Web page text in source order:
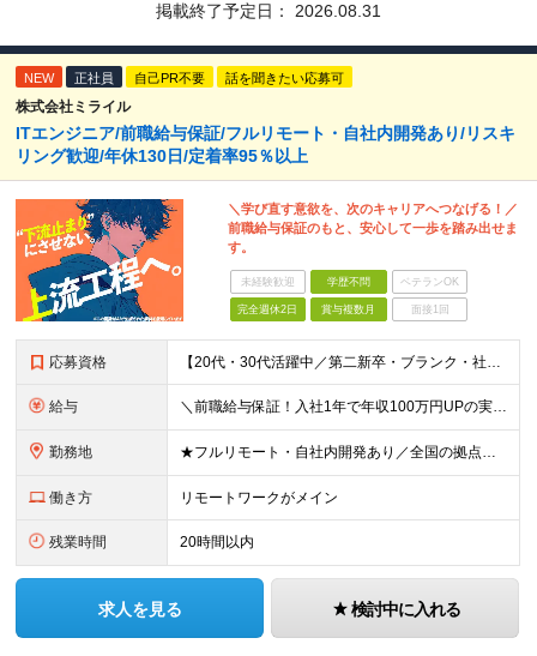
掲載終了予定日： 2026.08.31
NEW 正社員 自己PR不要 話を聞きたい応募可
株式会社ミライル
ITエンジニア/前職給与保証/フルリモート・自社内開発あり/リスキ
リング歓迎/年休130日/定着率95％以上
＼学び直す意欲を、次のキャリアへつなげる！／
前職給与保証のもと、安心して一歩を踏み出せま
す。
未経験歓迎 学歴不問 ベテランOK
完全週休2日 賞与複数月 面接1回
応募資格 【20代・30代活躍中／第二新卒・ブランク・社会人経験10年以上も歓迎】 ＜応募条件＞ ◇学歴不問 ◇IT業界での実務経験をお持ちの方（年数不問） ※以下いずれかのご経験を想定しています └テスター
給与 ＼前職給与保証！入社1年で年収100万円UPの実績あり／ ＜経験2年未満の方＞ 月給30万円～35万円 ＜経験2年以上の方＞ 月給35万円～45万円 ＜PM/PL経験のある方＞ 月給70万円～1
勤務地 ★フルリモート・自社内開発あり／全国の拠点で募集中！ 北海道、宮城県、新潟県、東京都、大阪府、福岡県、沖縄県にある各拠点 ※様々な企業の現場で、当社プロジェクトに加わり業務を行っていただきます。 ※希
働き方 リモートワークがメイン
残業時間 20時間以内
求人を見る 検討中に入れる